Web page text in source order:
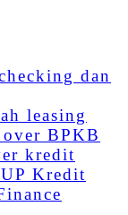
leasing
over BPKB
kredit
Kredit